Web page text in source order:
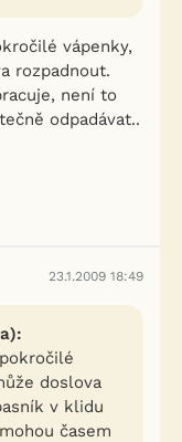
vápenky,
rozpadnout.
není to
odpadávat..
23.1.2009 18:49
doslova
v klidu
časem